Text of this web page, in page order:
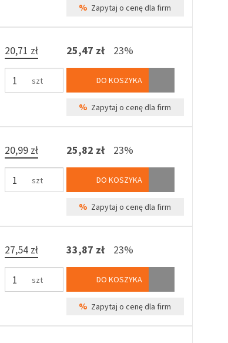
% Zapytaj o cenę dla firm
20,71 zł
szt
25,47 zł 23%
DO KOSZYKA
% Zapytaj o cenę dla firm
20,99 zł
szt
25,82 zł 23%
DO KOSZYKA
% Zapytaj o cenę dla firm
27,54 zł
szt
33,87 zł 23%
DO KOSZYKA
% Zapytaj o cenę dla firm